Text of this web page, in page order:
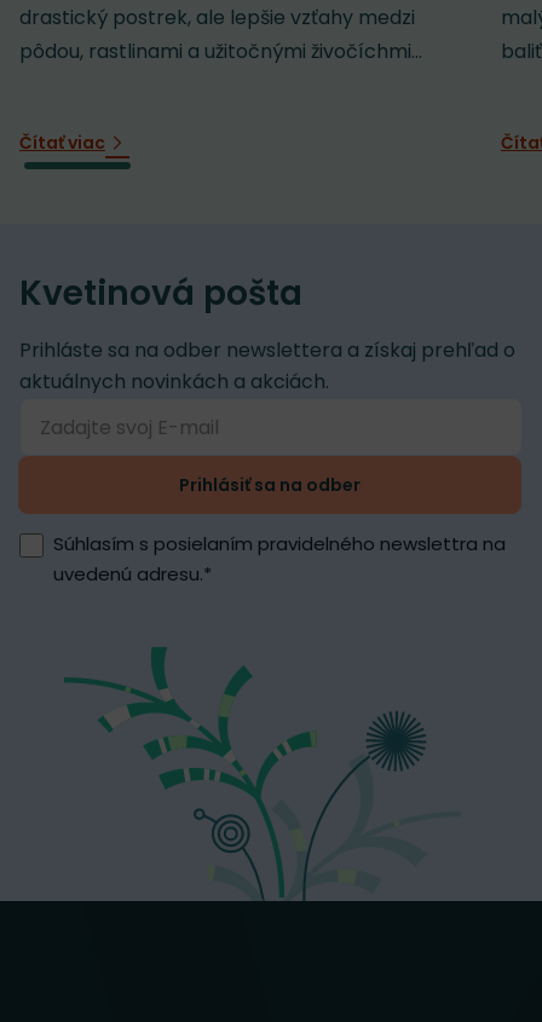
drastický postrek, ale lepšie vzťahy medzi
pôdou, rastlinami a užitočnými živočíchmi...
Čítať viac
Kvetinová pošta
Prihláste sa na odber newslettera a získaj prehľad o
aktuálnych novinkách a akciách.
Prihlásiť sa na odber
Súhlasím s posielaním pravidelného newslettra na
uvedenú adresu.*